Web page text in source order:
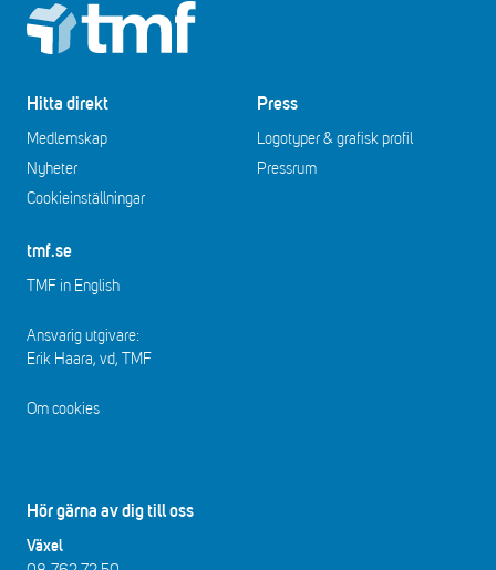
Footer
Hitta direkt
Medlemskap
Nyheter
Cookieinställningar
Press
Logotyper & grafisk profil
Pressrum
tmf.se
TMF in English
Ansvarig utgivare:
Erik Haara, vd, TMF
Om cookies
Hör gärna av dig till oss
Växel